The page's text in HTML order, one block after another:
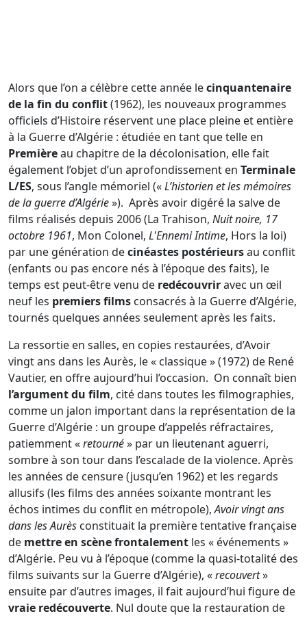
Alors que l’on a célèbre cette année lecinquantenaire
de la fin du conflit(1962), les nouveaux programmes
officiels d’Histoire réservent une place pleine et entière
à la Guerre d’Algérie : étudiée en tant que telle en
Premièreau chapitre de la décolonisation, elle fait
également l’objet d’un aprofondissement en Terminale
L/ES, sous l’angle mémoriel («L’historien et les mémoires
de la guerre d’Algérie»). Après avoir digéré la salve de
films réalisés depuis 2006 (La Trahison, Nuit noire, 17
octobre 1961, Mon Colonel, L'Ennemi Intime, Hors la loi)
par une génération decinéastes postérieursau conflit
(enfants ou pas encore nés à l’époque des faits), le
temps est peut-être venu de redécouvriravec un œil
neuf les premiers films consacrés à la Guerre d’Algérie,
tournés quelques années seulement après les faits.
La ressortie en salles, en copies restaurées, d’Avoir
vingt ans dans les Aurès, le « classique » (1972) de René
Vautier, en offre aujourd’hui l’occasion. On connaît bien
l’argument du film, cité dans toutes les filmographies,
comme un jalon important dans la représentation de la
Guerre d’Algérie : un groupe d’appelés réfractaires,
patiemment «retourné» par un lieutenant aguerri,
sombre à son tour dans l’escalade de la violence. Après
les années de censure (jusqu’en 1962) et les regards
allusifs (les films des années soixante montrant les
échos intimes du conflit en métropole),Avoir vingt ans
dans les Aurès constituait la première tentative française
de mettre en scène frontalement les « événements »
d’Algérie. Peu vu à l’époque (comme la quasi-totalité des
films suivants sur la Guerre d’Algérie), «recouvert»
ensuite par d’autres images, il fait aujourd’hui figure de
vraie redécouverte. Nul doute que la restauration de